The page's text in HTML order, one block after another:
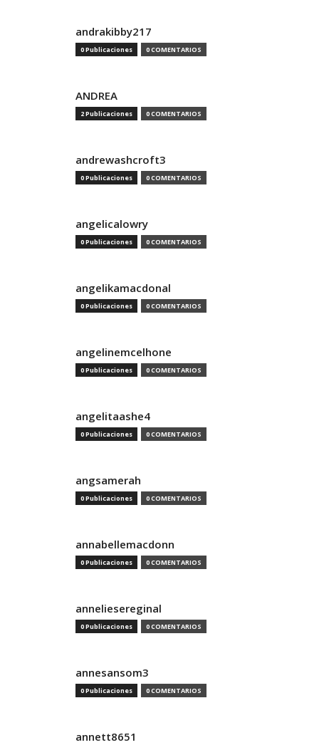
andrakibby217
0 Publicaciones 0 COMENTARIOS
ANDREA
2 Publicaciones 0 COMENTARIOS
andrewashcroft3
0 Publicaciones 0 COMENTARIOS
angelicalowry
0 Publicaciones 0 COMENTARIOS
angelikamacdonal
0 Publicaciones 0 COMENTARIOS
angelinemcelhone
0 Publicaciones 0 COMENTARIOS
angelitaashe4
0 Publicaciones 0 COMENTARIOS
angsamerah
0 Publicaciones 0 COMENTARIOS
annabellemacdonn
0 Publicaciones 0 COMENTARIOS
anneliesereginal
0 Publicaciones 0 COMENTARIOS
annesansom3
0 Publicaciones 0 COMENTARIOS
annett8651